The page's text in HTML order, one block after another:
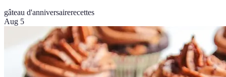
gâteau d'anniversairerecettes
Aug 5